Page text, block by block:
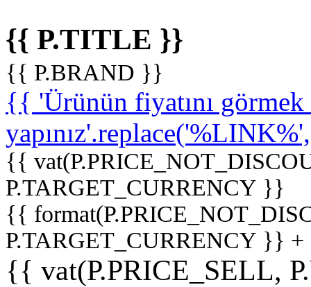
{{ P.TITLE }}
{{ P.BRAND }}
{{ 'Ürünün fiyatını
{{
P.TARGET_CURRENCY }}
{{
P.TARGET_CURRENCY }}
{{ vat(P.PRICE_SELL,